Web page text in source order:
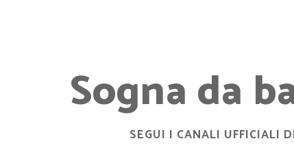
Sogna da
SEGUI I CANALI UFFICIALI